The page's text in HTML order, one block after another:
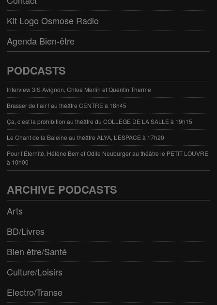
Kit Logo Osmose Radio
Agenda Bien-être
PODCASTS
Interview 3iS Avignon, Chloé Merlin et Quentin Therme
Brasser de l’air ! au théâtre CENTRE à 18h45
Ça, c’est la prohibition au théâtre du COLLÈGE DE LA SALLE à 19h15
Le Chant de la Baleine au théâtre ALYA, L’ESPACE à 17h20
Pour l’Éternité, Hélène Berr et Odile Neuburger au théâtre le PETIT LOUVRE
à 10h00
ARCHIVE PODCASTS
Arts
BD/Livres
Bien être/Santé
Culture/Loisirs
Electro/Transe